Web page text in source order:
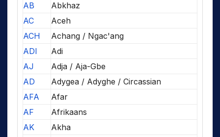
AB
Abkhaz
AC
Aceh
ACH
Achang / Ngac'ang
ADI
Adi
AJ
Adja / Aja-Gbe
AD
Adygea / Adyghe / Circassian
AFA
Afar
AF
Afrikaans
AK
Akha